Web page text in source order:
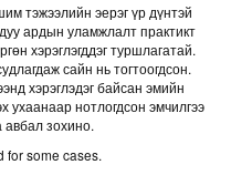
тэжээлийн эерэг үр дүнтэй
ардын уламжлалт практикт
хэрэглэгддэг туршлагатай.
сайн нь тогтоогдсон.
хэрэглэдэг байсан эмийн
нотлогдсон эмчилгээ
авбал зохино.
for some cases.